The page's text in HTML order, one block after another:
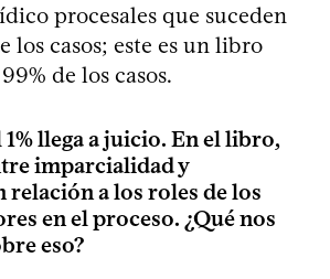
procesales que suceden
los casos; este es un libro
de los casos.
llega a juicio. En el libro,
imparcialidad y
relación a los roles de los
en el proceso. ¿Qué nos
eso?